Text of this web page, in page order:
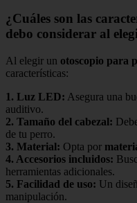
¿Cuáles son las
debo considerar al
Al elegir un otoscopio para
características:
1. Luz LED: Asegura una
auditivo.
2. Tamaño del cabezal:
de tu perro.
3. Material: Opta por
4. Accesorios incluidos:
herramientas adicionales.
5. Facilidad de uso: Un
manipulación.